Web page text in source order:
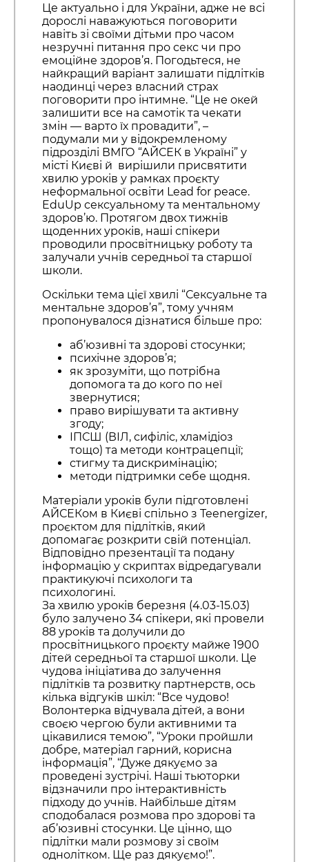
Це актуально і для України, адже не всі
дорослі наважуються поговорити
навіть зі своїми дітьми про часом
незручні питання про секс чи про
емоційне здоров’я. Погодьтеся, не
найкращий варіант залишати підлітків
наодинці через власний страх
поговорити про інтимне. “Це не окей
залишити все на самотік та чекати
змін — варто їх провадити”, –
подумали ми у відокремленому
підрозділі ВМГО “АЙСЕК в Україні” у
місті Києві й вирішили присвятити
хвилю уроків у рамках проєкту
неформальної освіти Lead for peace.
EduUp сексуальному та ментальному
здоров’ю. Протягом двох тижнів
щоденних уроків, наші спікери
проводили просвітницьку роботу та
залучали учнів середньої та старшої
школи.
Оскільки тема цієї хвилі “Сексуальне та
ментальне здоров’я”, тому учням
пропонувалося дізнатися більше про:
аб’юзивні та здорові стосунки;
психічне здоров’я;
як зрозуміти, що потрібна
допомога та до кого по неї
звернутися;
право вирішувати та активну
згоду;
ІПСШ (ВІЛ, сифіліс, хламідіоз
тощо) та методи контрацепції;
стигму та дискримінацію;
методи підтримки себе щодня.
Матеріали уроків були підготовлені
АЙСЕКом в Києві спільно з Teenergizer,
проєктом для підлітків, який
допомагає розкрити свій потенціал.
Відповідно презентації та подану
інформацію у скриптах відредагували
практикуючі психологи та
психологині.
За хвилю уроків березня (4.03-15.03)
було залучено 34 спікери, які провели
88 уроків та долучили до
просвітницького проєкту майже 1900
дітей середньої та старшої школи. Це
чудова ініціатива до залучення
підлітків та розвитку партнерств, ось
кілька відгуків шкіл: “Все чудово!
Волонтерка відчувала дітей, а вони
своєю чергою були активними та
цікавилися темою”, “Уроки пройшли
добре, матеріал гарний, корисна
інформація”, “Дуже дякуємо за
проведені зустрічі. Наші тьюторки
відзначили про інтерактивність
підходу до учнів. Найбільше дітям
сподобалася розмова про здорові та
аб’юзивні стосунки. Це цінно, що
підлітки мали розмову зі своїм
однолітком. Ще раз дякуємо!”.